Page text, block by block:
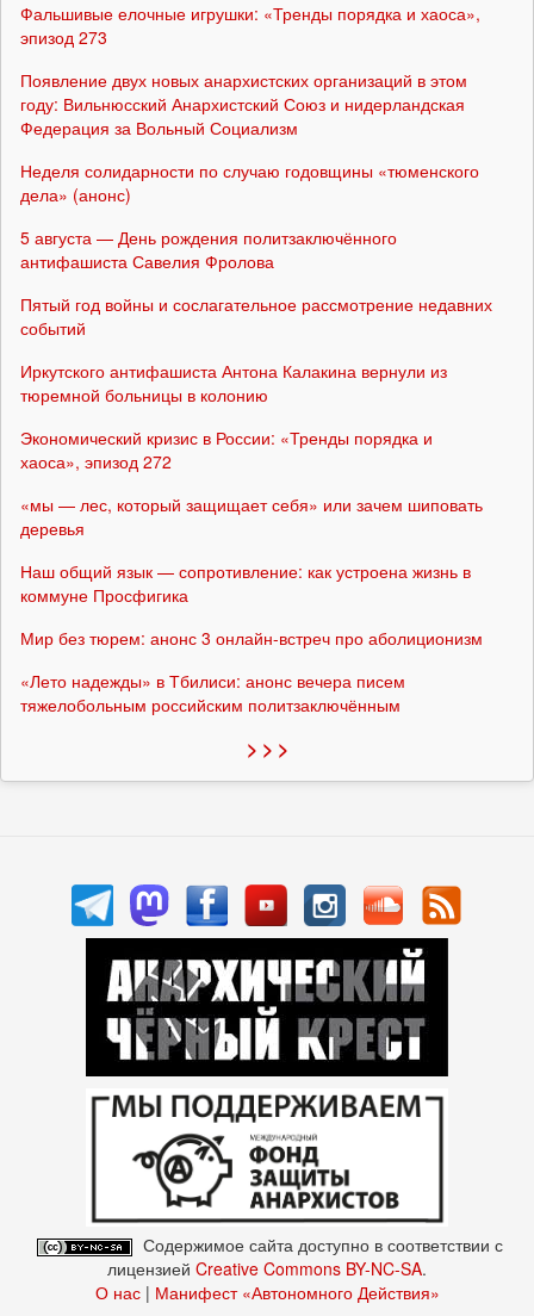
Фальшивые елочные игрушки: «Тренды порядка и хаоса»,
эпизод 273
Появление двух новых анархистских организаций в этом
году: Вильнюсский Анархистский Союз и нидерландская
Федерация за Вольный Социализм
Неделя солидарности по случаю годовщины «тюменского
дела» (анонс)
5 августа — День рождения политзаключённого
антифашиста Савелия Фролова
Пятый год войны и сослагательное рассмотрение недавних
событий
Иркутского антифашиста Антона Калакина вернули из
тюремной больницы в колонию
Экономический кризис в России: «Тренды порядка и
хаоса», эпизод 272
«мы — лес, который защищает себя» или зачем шиповать
деревья
Наш общий язык — сопротивление: как устроена жизнь в
коммуне Просфигика
Мир без тюрем: анонс 3 онлайн-встреч про аболиционизм
«Лето надежды» в Тбилиси: анонс вечера писем
тяжелобольным российским политзаключённым
> > >
Содержимое сайта доступно в соответствии с
лицензией Creative Commons BY-NC-SA.
О нас| Манифест «Автономного Действия»